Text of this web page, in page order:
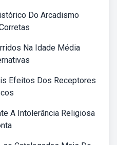
Do Arcadismo
Na Idade Média
Efeitos Dos Receptores
A Intolerância Religiosa